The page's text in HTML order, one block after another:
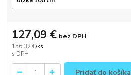
156,32 €/ks
127,09 € bez DPH
Pridať do košíka